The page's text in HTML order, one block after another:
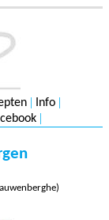
| Info |
|